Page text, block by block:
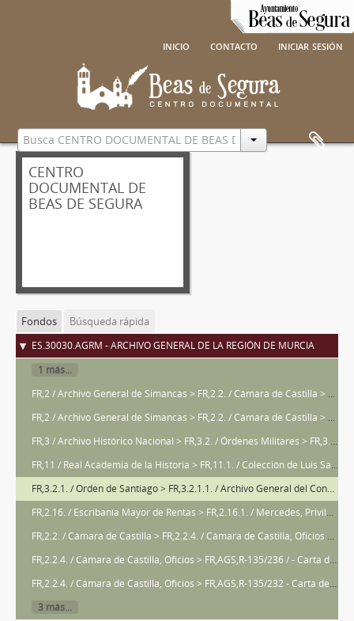
inicio contacto iniciar sesión
CENTRO
DOCUMENTAL DE
BEAS DE SEGURA
Fondos Búsqueda rápida
ES.30030.AGRM - ARCHIVO GENERAL DE LA REGIÓN DE MURCIA
1 más...
FR,2 / Archivo General de Simancas > FR,2.2. / Cámara de Castilla > FR,2.2.4. / Cámara de Castilla, Oficios > FR,AGS,R-135/239 - Carta de obligación de Hernán Méndez y Juan de Orozco, vecinos de Beas, para pagar 200 ducados por el título de alcaide de la cárcel de Beas.
FR,2 / Archivo General de Simancas > FR,2.2. / Cámara de Castilla > FR,2.2.4. / Cámara de Castilla, Oficios > FR,AGS,R-135/238 / - Carta de poder de Fernando Jiménez Varcena, vecino de Beas, dada al licenciado Pedro Díaz de la Torre, natural de Chiclana, residente en Madrid, para que le compre un oficio de procurador del número de Beas.
FR,3 / Archivo Histórico Nacional > FR,3.2. / Órdenes Militares > FR,3.2.5. / Real Consejo de las Órdenes Militares > FR,3.2.5.1. / Serie de la Orden de Santiago > FR,3.2.1.1.1. / Visitas a los territorios de la Orden de Santiago. > FR,AHN,R-53/13 - Cuentas de la encomienda de Beas de Segura.
FR,11 / Real Academia de la Historia > FR,11.1. / Colección de Luis Salazar y Castro > FR,RAH,R-4/38 / - Noticias de algunos señores de la familia de Sandoval, vecinos de Beas.
FR,3.2.1. / Orden de Santiago > FR,3.2.1.1. / Archivo General del Convento de Uclés (Cuenca) > FR,AHN,R-5/44 - Descripción de la encomienda de Beas de Segura, realizada por orden del comendador Diego Mexía, marqués de Leganés.
FR,2.16. / Escribanía Mayor de Rentas > FR,2.16.1. / Mercedes, Privilegios, Ventas y Confirmaciones > FR,AGS,R-4/33 - Privilegio de jurisdicción en primera instancia a favor de la villa de Beas
FR,2.2. / Cámara de Castilla > FR,2.2.4. / Cámara de Castilla, Oficios > FR,AGS,R-135/242 - Carta de poder de Álvaro de Moya, vecino de Beas, dada a Juan Gómez de Vedoya, al bachiller Martín Herrera Noguerol, y al capitán Juan Robles de Moya, para comprar el oficio de depositario general de Beas por el precio que concertaren.
FR,2.2.4. / Cámara de Castilla, Oficios > FR,AGS,R-135/236 / - Carta de poder y obligación de Pedro Sánchez Gagón y Pedro Gómez Machado, su yerno y ambos vecinos de Beas, dada a Miguel Hernández, Gil Rodríguez de Argüello, Juan Gómez de Vedoya y Nicolás Muñoz, procuradores en la Corte, para que compren la escribanía del Concejo de Beas.
FR,2.2.4. / Cámara de Castilla, Oficios > FR,AGS,R-135/232 - Carta de obligación de Hernando de Vedoya, vecino de Beas estante en la Corte y deudor, y Juan Gómez de Vedoya, procurador y su fiador, para pagar 200 ducados por el oficio de fiel ejecutor de Beas.
3 más...